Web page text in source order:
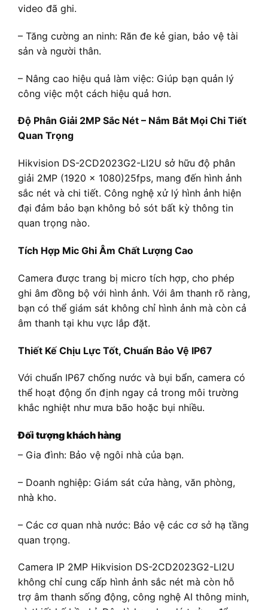
video đã ghi.
– Tăng cường an ninh: Răn đe kẻ gian, bảo vệ tài
sản và người thân.
– Nâng cao hiệu quả làm việc: Giúp bạn quản lý
công việc một cách hiệu quả hơn.
Độ Phân Giải 2MP Sắc Nét – Nắm Bắt Mọi Chi Tiết
Quan Trọng
Hikvision DS-2CD2023G2-LI2U sở hữu độ phân
giải 2MP (1920 × 1080)25fps, mang đến hình ảnh
sắc nét và chi tiết. Công nghệ xử lý hình ảnh hiện
đại đảm bảo bạn không bỏ sót bất kỳ thông tin
quan trọng nào.
Tích Hợp Mic Ghi Âm Chất Lượng Cao
Camera được trang bị micro tích hợp, cho phép
ghi âm đồng bộ với hình ảnh. Với âm thanh rõ ràng,
bạn có thể giám sát không chỉ hình ảnh mà còn cả
âm thanh tại khu vực lắp đặt.
Thiết Kế Chịu Lực Tốt, Chuẩn Bảo Vệ IP67
Với chuẩn IP67 chống nước và bụi bẩn, camera có
thể hoạt động ổn định ngay cả trong môi trường
khắc nghiệt như mưa bão hoặc bụi nhiều.
Đối tượng khách hàng
– Gia đình: Bảo vệ ngôi nhà của bạn.
– Doanh nghiệp: Giám sát cửa hàng, văn phòng,
nhà kho.
– Các cơ quan nhà nước: Bảo vệ các cơ sở hạ tầng
quan trọng.
Camera IP 2MP Hikvision DS-2CD2023G2-LI2U
không chỉ cung cấp hình ảnh sắc nét mà còn hỗ
trợ âm thanh sống động, công nghệ AI thông minh,